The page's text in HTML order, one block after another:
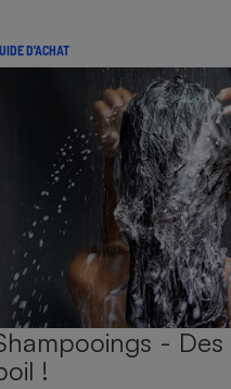
D'ACHAT
-
!